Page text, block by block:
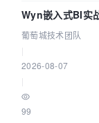
Wyn嵌入式BI实
数联动全闭环
葡萄城技术团队
2026-08-07
99